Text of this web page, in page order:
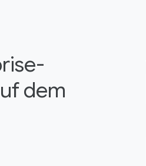
dem